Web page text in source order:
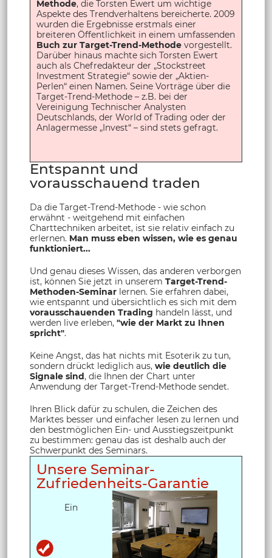
Methode, die Torsten Ewert um wichtige
Aspekte des Trendverhaltens bereicherte. 2009
wurden die Ergebnisse erstmals einer
breiteren Öffentlichkeit in einem umfassenden
Buch zur Target-Trend-Methode vorgestellt.
Darüber hinaus machte sich Torsten Ewert
auch als Chefredakteur der „Stockstreet
Investment Strategie“ sowie der „Aktien-
Perlen“ einen Namen. Seine Vorträge über die
Target-Trend-Methode – z.B. bei der
Vereinigung Technischer Analysten
Deutschlands, der World of Trading oder der
Anlagermesse „Invest“ – sind stets gefragt.
Entspannt und
vorausschauend traden
Da die Target-Trend-Methode - wie schon
erwähnt - weitgehend mit einfachen
Charttechniken arbeitet, ist sie relativ einfach zu
erlernen. Man muss eben wissen, wie es genau
funktioniert...
Und genau dieses Wissen, das anderen verborgen
ist, können Sie jetzt in unserem Target-Trend-
Methoden-Seminar lernen. Sie erfahren dabei,
wie entspannt und übersichtlich es sich mit dem
vorausschauenden Trading handeln lässt, und
werden live erleben, "wie der Markt zu Ihnen
spricht".
Keine Angst, das hat nichts mit Esoterik zu tun,
sondern drückt lediglich aus, wie deutlich die
Signale sind, die Ihnen der Chart unter
Anwendung der Target-Trend-Methode sendet.
Ihren Blick dafür zu schulen, die Zeichen des
Marktes besser und einfacher lesen zu lernen und
den bestmöglichen Ein- und Ausstiegszeitpunkt
zu bestimmen: genau das ist deshalb auch der
Schwerpunkt des Seminars.
Unsere Seminar-
Zufriedenheits-Garantie
Ein